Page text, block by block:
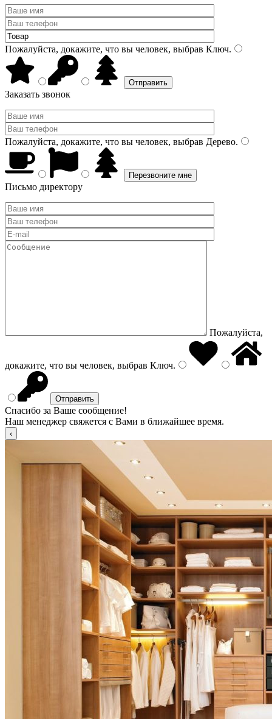
Пожалуйста, докажите, что вы человек, выбрав Ключ.
Заказать звонок
Пожалуйста, докажите, что вы человек, выбрав Дерево.
Письмо директору
Пожалуйста,
докажите, что вы человек, выбрав Ключ.
Спасибо за Ваше сообщение!
Наш менеджер свяжется с Вами в ближайшее время.